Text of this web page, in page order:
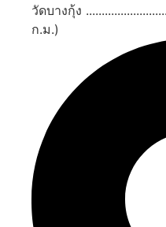
วัดบางกุ้ง
ก.ม.)